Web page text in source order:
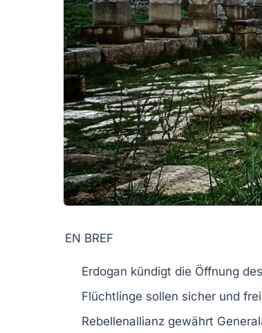
EN BREF
Erdogan kündigt die Öffnung
Flüchtlinge sollen sicher und
Rebellenallianz gewährt